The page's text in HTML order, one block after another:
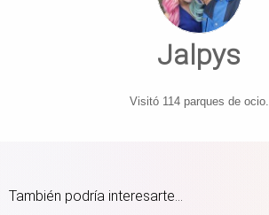
Jalpys
Visitó 114 parques de ocio.
También podría interesarte...